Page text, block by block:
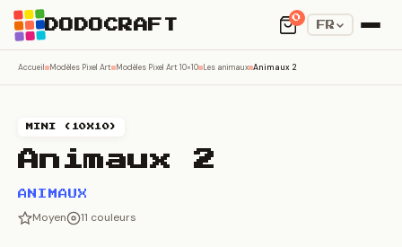
DODOCRAFT
0
FR
Accueil Modèles Pixel Art Modèles Pixel Art 10×10 Les animaux Animaux 2
MINI (10X10)
Animaux 2
ANIMAUX
Moyen 11 couleurs